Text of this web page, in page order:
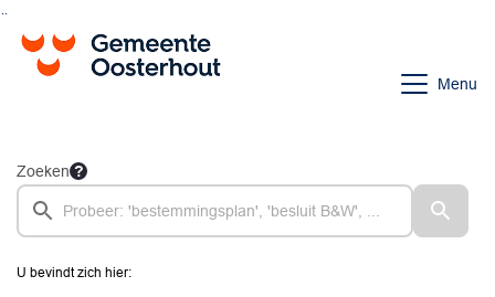
Menu
Zoeken
U bevindt zich hier: